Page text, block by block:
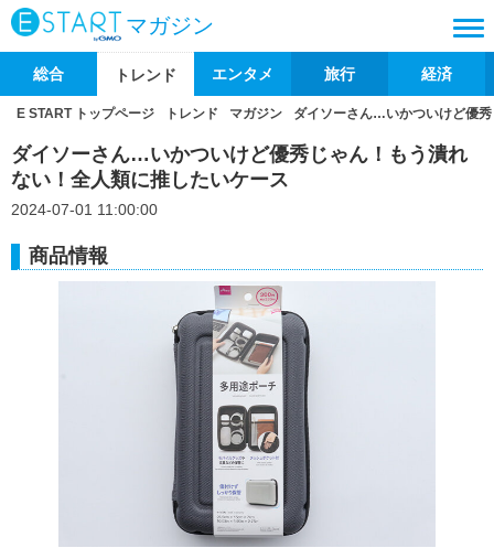
マガジン
総合 トレンド エンタメ 旅行 経済
E START トップページ トレンド マガジン ダイソーさん…いかついけど優
ダイソーさん…いかついけど優秀じゃん！もう潰れ
ない！全人類に推したいケース
2024-07-01 11:00:00
商品情報